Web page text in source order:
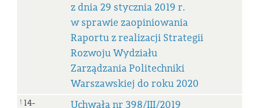
z dnia 29 stycznia 2019 r.
w sprawie zaopiniowania
Raportu z realizacji Strategii
Rozwoju Wydziału
Zarządzania Politechniki
Warszawskiej do roku 2020
Uchwała
14-
Uchwała nr 398/III/2019